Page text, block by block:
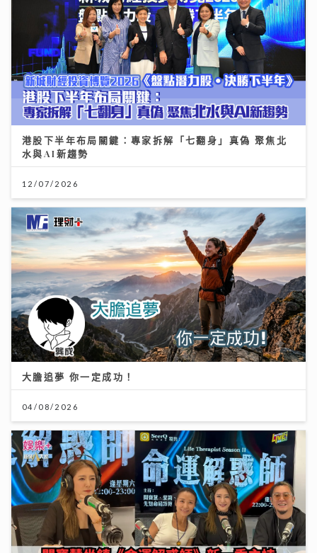
港股下半年布局關鍵：專家拆解「七翻身」真偽 聚焦北
水與AI新趨勢
12/07/2026
大膽追夢 你一定成功！
04/08/2026